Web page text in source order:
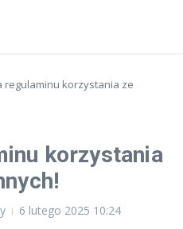
regulaminu korzystania ze
korzystania
6 lutego 2025 10:24